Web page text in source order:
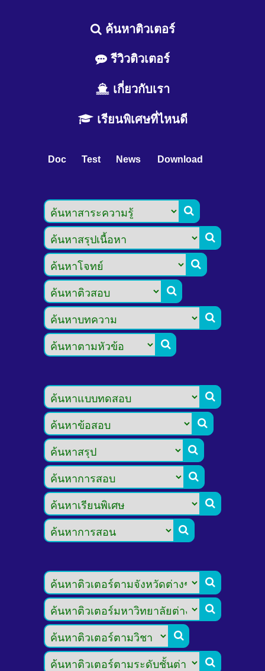
ค้นหาติวเตอร์
รีวิวติวเตอร์
เกี่ยวกับเรา
เรียนพิเศษที่ไหนดี
Doc Test News Download















